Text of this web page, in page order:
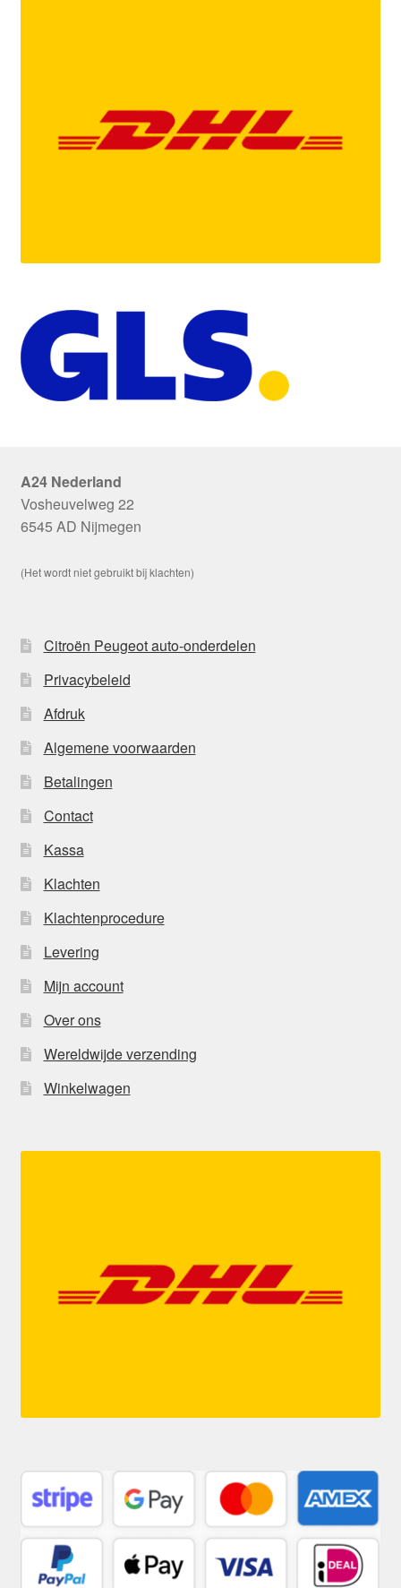
A24 Nederland
Vosheuvelweg 22
6545 AD Nijmegen
(Het wordt niet gebruikt bij klachten)
Citroën Peugeot auto-onderdelen
Privacybeleid
Afdruk
Algemene voorwaarden
Betalingen
Contact
Kassa
Klachten
Klachtenprocedure
Levering
Mijn account
Over ons
Wereldwijde verzending
Winkelwagen